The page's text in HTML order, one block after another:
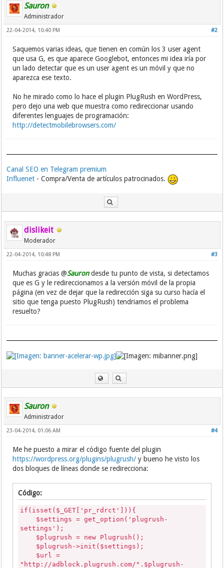
Sauron
Administrador
#2
22-04-2014, 10:40 PM
Saquemos varias ideas, que tienen en común los 3 user agent
que usa G, es que aparece Googlebot, entonces mi idea iría por
un lado detectar que es un user agent es un móvil y que no
aparezca ese texto.
No he mirado como lo hace el plugin PlugRush en WordPress,
pero dejo una web que muestra como redireccionar usando
diferentes lenguajes de programación:
http://detectmobilebrowsers.com/
Canal SEO en Telegram premium
Influenet - Compra/Venta de artículos patrocinados.
dislikeit
Moderador
#3
22-04-2014, 10:48 PM
Muchas gracias @Saurondesde tu punto de vista, si detectamos
que es G y le redireccionamos a la versión móvil de la propia
página (en vez de dejar que la redirección siga su curso hacía el
sitio que tenga puesto PlugRush) tendriamos el problema
resuelto?
Sauron
Administrador
#4
23-04-2014, 01:06 AM
Me he puesto a mirar el código fuente del plugin
https://wordpress.org/plugins/plugrush/ y bueno he visto los
dos bloques de líneas donde se redirecciona:
Código:
if(isset($_GET['pr_rdrct'])){
$settings = get_option('plugrush-
settings');
$plugrush = new Plugrush();
$plugrush->init($settings);
$url =
"http://adblock.plugrush.com/".$plugrush-